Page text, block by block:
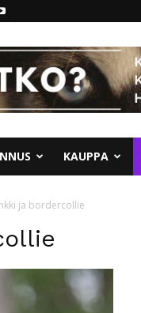
KAUPPA
ja bordercollie